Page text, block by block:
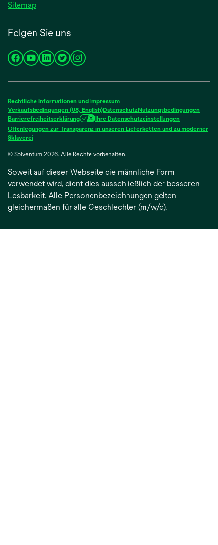
Sitemap
Folgen Sie uns
wird
neuen
Registerkarte
geöffnet
wird
neuen
Registerkarte
geöffnet
wird
neuen
Registerkarte
geöffnet
wird
neuen
Registerkarte
geöffnet
wird
neuen
Registerkarte
geöffnet
Rechtliche Informationen und Impressum
Verkaufsbedingungen (US, English)DatenschutzNutzungsbedingungen
Barrierefreiheitserklärung
Ihre Datenschutzeinstellungen
Offenlegungen zur Transparenz in unseren Lieferketten und zu moderner
Sklavereiwird
einer
Registerkarte
geöffnet
© Solventum 2026. Alle Rechte vorbehalten.
Soweit auf dieser Webseite die männliche Form
verwendet wird, dient dies ausschließlich der besseren
Lesbarkeit. Alle Personenbezeichnungen gelten
gleichermaßen für alle Geschlechter (m/w/d).